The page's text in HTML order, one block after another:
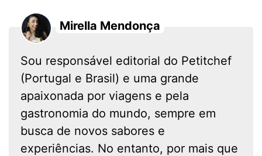
Mirella Mendonça
Sou responsável editorial do Petitchef
(Portugal e Brasil) e uma grande
apaixonada por viagens e pela
gastronomia do mundo, sempre em
busca de novos sabores e
experiências. No entanto, por mais que